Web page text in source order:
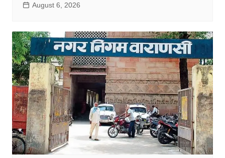
August 6, 2026